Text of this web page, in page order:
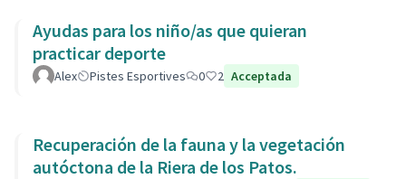
Ayudas para los niño/as que quieran
practicar deporte
Alex Pistes Esportives 0 2 Acceptada
Recuperación de la fauna y la vegetación
autóctona de la Riera de los Patos.